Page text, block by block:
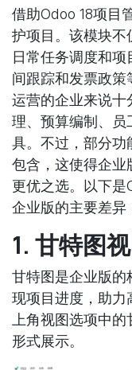
借助Odoo 18项目
护项目。该模块不
日常任务调度和
间跟踪和发票政
运营的企业来说十
理、预算编制、员
具。不过，部分功
包含，这使得企业
更优之选。以下是
企业版的主要差异
1. 甘特图
甘特图是企业版的
现项目进度，助力
上角视图选项中
形式展示。